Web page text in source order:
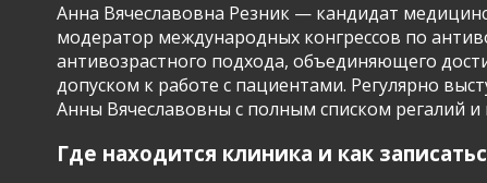
Анна Вячеславовна Резник — кандидат
модератор международных конгрессов по
антивозрастного подхода, объединяющего
допуском к работе с пациентами. Регулярно
Анны Вячеславовны с полным списком регалий и
Где находится клиника и как